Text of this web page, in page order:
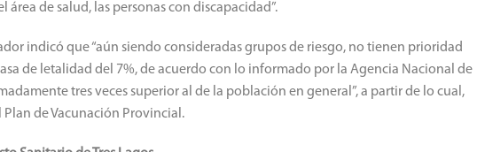
área de salud, las personas con discapacidad”.
indicó que “aún siendo consideradas grupos de riesgo, no tienen prioridad
de letalidad del 7%, de acuerdo con lo informado por la Agencia Nacional de
tres veces superior al de la población en general”, a partir de lo cual,
de Vacunación Provincial.